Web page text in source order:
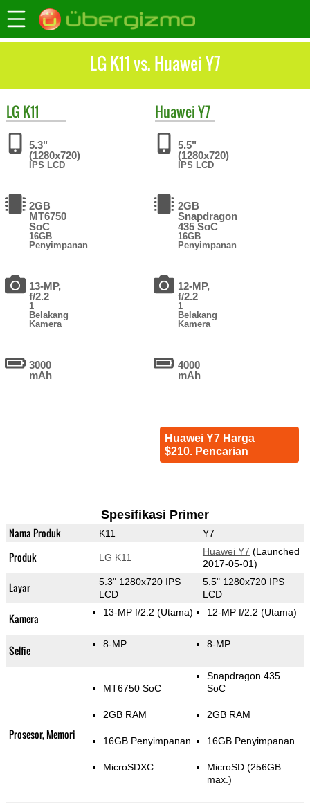
LG K11 vs. Huawei Y7
LG K11
5.3"
(1280x720)
IPS LCD
2GB
MT6750
SoC
16GB
Penyimpanan
13-MP,
f/2.2
1
Belakang
Kamera
3000
mAh
HuaweiY7
5.5"
(1280x720)
IPS LCD
2GB
Snapdragon
435 SoC
16GB
Penyimpanan
12-MP,
f/2.2
1
Belakang
Kamera
4000
mAh
Huawei Y7 Harga
$210. Pencarian
Spesifikasi Primer
Nama Produk K11 Y7
Produk LG K11
Huawei Y7 (Launched
2017-05-01)
Layar
5.3" 1280x720 IPS
LCD
5.5" 1280x720 IPS
LCD
Kamera 13-MP f/2.2 (Utama) 12-MP f/2.2 (Utama)
Selfie 8-MP 8-MP
Prosesor, Memori
MT6750 SoC
2GB RAM
16GB Penyimpanan
MicroSDXC
Snapdragon 435
SoC
2GB RAM
16GB Penyimpanan
MicroSD (256GB
max.)